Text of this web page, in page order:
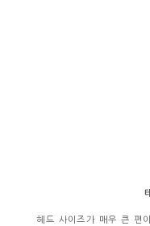
헤드 사이즈가 매우 큰 편